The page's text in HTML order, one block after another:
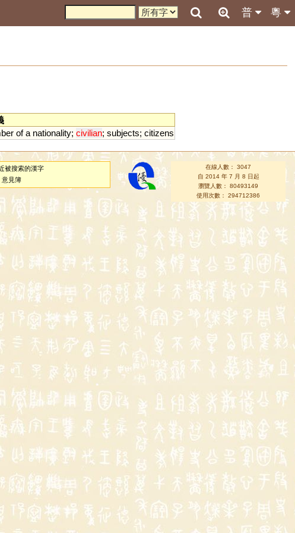
粵
普
of a nationality; civilian; subjects; citizens
被搜索的漢字
意見簿
在線人數： 3047
自 2014 年 7 月 8 日起
瀏覽人數： 80493149
使用次數： 294712386